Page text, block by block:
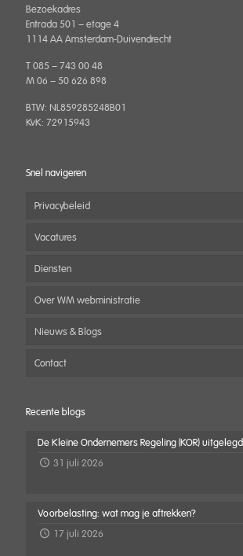
Bezoekadres
Entrada 501 – etage 4
1114 AA Amsterdam-Duivendrecht
T 085 – 743 00 48
M 06 – 50 626 898
BTW: NL859285248B01
KvK: 72915943
Snel navigeren
Privacybeleid
Vacatures
Diensten
Over WM webministratie
Nieuws & Blogs
Contact
Recente blogs
De Kleine Ondernemers Regeling (KOR) uitgelegd
31 juli 2026
Voorbelasting: wat mag je aftrekken?
17 juli 2026